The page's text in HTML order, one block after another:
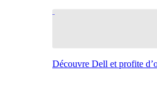
Découvre Dell et profite